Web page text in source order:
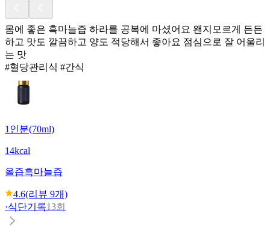
몸에 좋은 흑마늘즙 하라를 공복에 마셨어요 왠지모르게 든든
하고 맛도 깔끔하고 양도 적당해서 좋아요 점심으로 잘 어울리
는 맛
#혈당관리식 #간식
1인분(70ml)
14kcal
올즙흑마늘즙
4.6(리뷰 9개)
·식단기록13회